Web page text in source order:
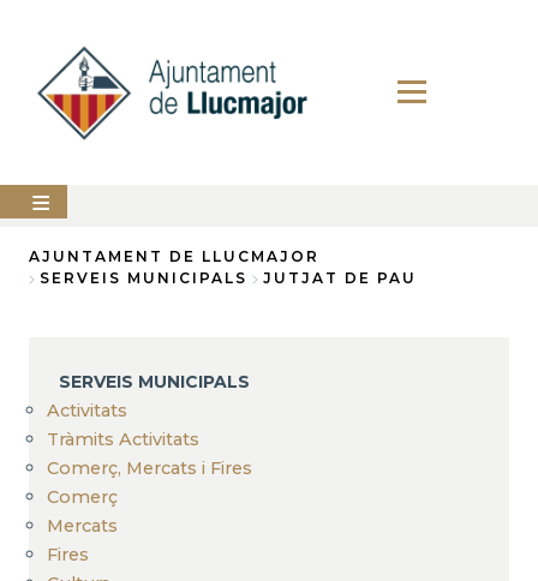
contingut
AJUNTAMENT
PERFIL
DEL
ANUNCIS
AJUNTAMENT DE LLUCMAJOR
SERVEIS MUNICIPALS
JUTJAT DE PAU
SERVEIS MUNICIPALS
Activitats
Tràmits Activitats
Comerç, Mercats i Fires
Comerç
Mercats
Fires